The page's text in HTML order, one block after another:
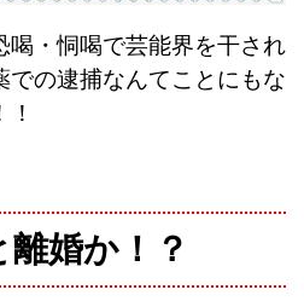
喝・恫喝で芸能界を干され
での逮捕なんてことにもな
婚か！？